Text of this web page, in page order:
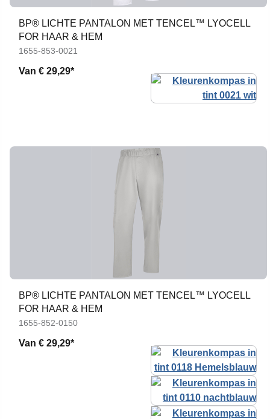
BP® LICHTE PANTALON MET TENCEL™ LYOCELL
FOR HAAR & HEM
1655-853-0021
Van € 29,29*
BP® LICHTE PANTALON MET TENCEL™ LYOCELL
FOR HAAR & HEM
1655-852-0150
Van € 29,29*